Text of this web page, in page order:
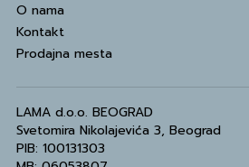
O nama
Kontakt
Prodajna mesta
LAMA d.o.o. BEOGRAD
Svetomira Nikolajevića 3, Beograd
PIB: 100131303